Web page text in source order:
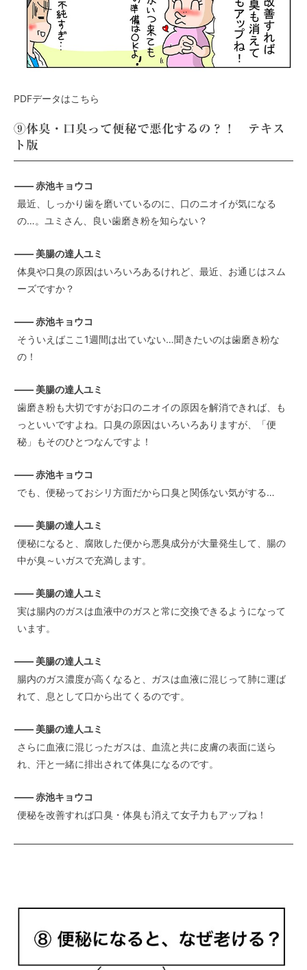
PDFデータはこちら
⑨体臭・口臭って便秘で悪化するの？！ テキス
ト版
—— 赤池キョウコ
最近、しっかり歯を磨いているのに、口のニオイが気になる
の…。ユミさん、良い歯磨き粉を知らない？
—— 美腸の達人ユミ
体臭や口臭の原因はいろいろあるけれど、最近、お通じはスム
ーズですか？
—— 赤池キョウコ
そういえばここ1週間は出ていない…聞きたいのは歯磨き粉な
の！
—— 美腸の達人ユミ
歯磨き粉も大切ですがお口のニオイの原因を解消できれば、も
っといいですよね。口臭の原因はいろいろありますが、「便
秘」もそのひとつなんですよ！
—— 赤池キョウコ
でも、便秘っておシリ方面だから口臭と関係ない気がする…
—— 美腸の達人ユミ
便秘になると、腐敗した便から悪臭成分が大量発生して、腸の
中が臭～いガスで充満します。
—— 美腸の達人ユミ
実は腸内のガスは血液中のガスと常に交換できるようになって
います。
—— 美腸の達人ユミ
腸内のガス濃度が高くなると、ガスは血液に混じって肺に運ば
れて、息として口から出てくるのです。
—— 美腸の達人ユミ
さらに血液に混じったガスは、血流と共に皮膚の表面に送ら
れ、汗と一緒に排出されて体臭になるのです。
—— 赤池キョウコ
便秘を改善すれば口臭・体臭も消えて女子力もアップね！